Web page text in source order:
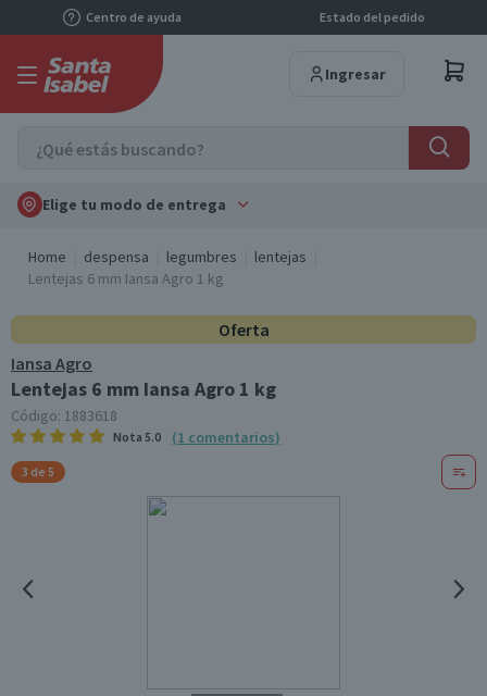
Centro de ayuda Estado del pedido
Ingresar
Elige tu modo de entrega
Home despensa legumbres
lentejas
Lentejas 6 mm Iansa Agro 1 kg
Oferta
Iansa Agro
Lentejas 6 mm Iansa Agro 1 kg
Código: 1883618
Nota 5.0 (1 comentarios)
3 de 5